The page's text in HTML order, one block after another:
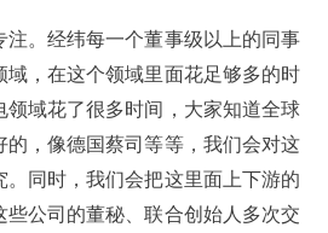
。经纬每一个董事级以上的同事
，在这个领域里面花足够多的时
域花了很多时间，大家知道全球
，像德国蔡司等等，我们会对这
同时，我们会把这里面上下游的
公司的董秘、联合创始人多次交